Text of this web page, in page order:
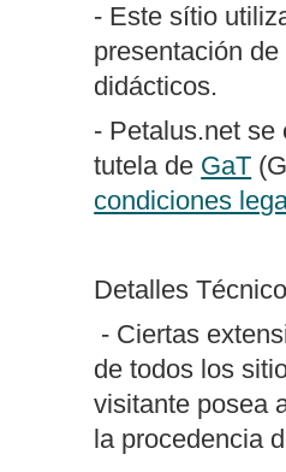
- Este sítio
presentación
didácticos.
- Petalus.net se
tutela de GaT
condiciones
Detalles
- Ciertas
de todos los
visitante posea
la procedencia